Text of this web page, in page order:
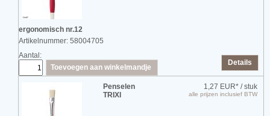
ergonomisch nr.12
Artikelnummer: 58004705
Details
Aantal:
Toevoegen aan winkelmandje
Penselen
TRIXI
1,27 EUR* / stuk
alle prijzen inclusief BTW